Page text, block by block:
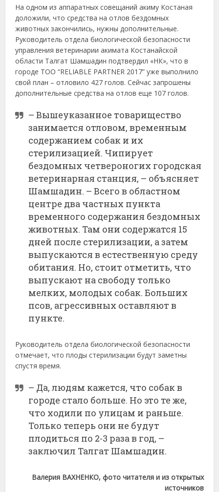
На одном из аппаратных совещаний акиму Костаная
доложили, что средства на отлов бездомных
животных закончились, нужны дополнительные.
Руководитель отдела биологической безопасности
управления ветеринарии акимата Костанайской
области Талгат Шамшадин подтвердил «НК», что в
городе ТОО “RELIABLE PARTNER 2017” уже выполнило
свой план – отловило 427 голов. Сейчас запрошены
дополнительные средства на отлов еще 107 голов.
– Вышеуказанное товарищество
занимается отловом, временным
содержанием собак и их
стерилизацией. Чипирует
бездомных четвероногих городская
ветеринарная станция, – объясняет
Шамшадин. – Всего в областном
центре два частных пункта
временного содержания бездомных
животных. Там они содержатся 15
дней после стерилизации, а затем
выпускаются в естественную среду
обитания. Но, стоит отметить, что
выпускают на свободу только
мелких, молодых собак. Больших
псов, агрессивных оставляют в
пункте.
Руководитель отдела биологической безопасности
отмечает, что плоды стерилизации будут заметны
спустя время.
– Да, людям кажется, что собак в
городе стало больше. Но это те же,
что ходили по улицам и раньше.
Только теперь они не будут
плодиться по 2-3 раза в год, –
заключил Талгат Шамшадин.
Валерия ВАХНЕНКО, фото читателя и из открытых
источников